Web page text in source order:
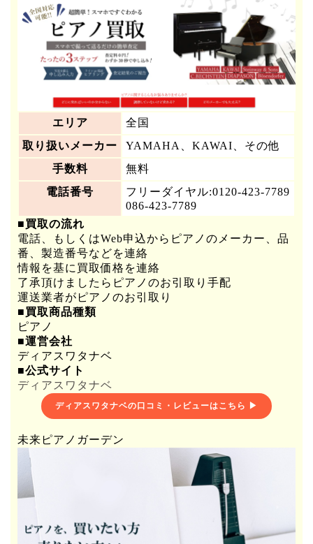
エリア
全国
取り扱いメーカー
YAMAHA、KAWAI、その他
手数料
無料
電話番号
フリーダイヤル:0120-423-7789
086-423-7789
■買取の流れ
電話、もしくはWeb申込からピアノのメーカー、品
番、製造番号などを連絡
情報を基に買取価格を連絡
了承頂けましたらピアノのお引取り手配
運送業者がピアノのお引取り
■買取商品種類
ピアノ
■運営会社
ディアスワタナベ
■公式サイト
ディアスワタナベ
ディアスワタナベの口コミ・レビューはこちら ▶
未来ピアノガーデン